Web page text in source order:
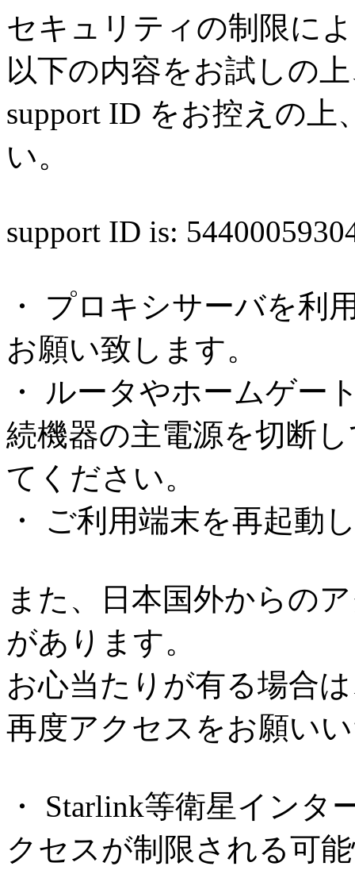
セキュリティの制限に
以下の内容をお試しの
support ID をお控えの
い。
support ID is:
・ プロキシサーバを利
お願い致します。
・ ルータやホームゲー
続機器の主電源を切断
てください。
・ ご利用端末を再起動
また、日本国外からの
があります。
お心当たりが有る場合
再度アクセスをお願い
・ Starlink等衛星イン
クセスが制限される可